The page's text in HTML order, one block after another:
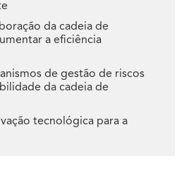
da cadeia de
a eficiência
de gestão de riscos
da cadeia de
tecnológica para a